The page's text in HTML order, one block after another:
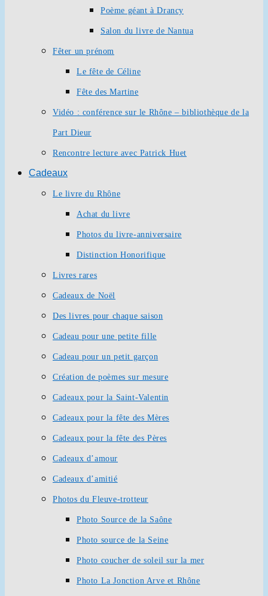
Poème géant à Drancy
Salon du livre de Nantua
Fêter un prénom
Le fête de Céline
Fête des Martine
Vidéo : conférence sur le Rhône – bibliothèque de la
Part Dieur
Rencontre lecture avec Patrick Huet
Cadeaux
Le livre du Rhône
Achat du livre
Photos du livre-anniversaire
Distinction Honorifique
Livres rares
Cadeaux de Noël
Des livres pour chaque saison
Cadeau pour une petite fille
Cadeau pour un petit garçon
Création de poèmes sur mesure
Cadeaux pour la Saint-Valentin
Cadeaux pour la fête des Mères
Cadeaux pour la fête des Pères
Cadeaux d’amour
Cadeaux d’amitié
Photos du Fleuve-trotteur
Photo Source de la Saône
Photo source de la Seine
Photo coucher de soleil sur la mer
Photo La Jonction Arve et Rhône